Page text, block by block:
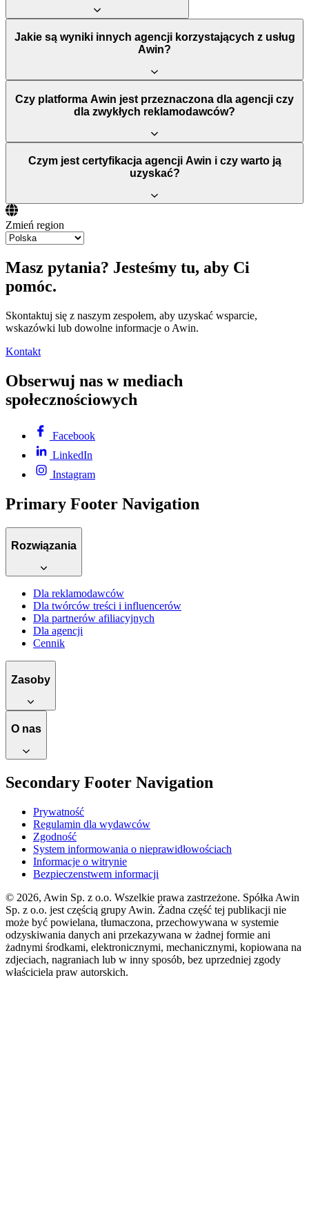
Jakie są wyniki innych agencji korzystających z usług
Awin?
Czy platforma Awin jest przeznaczona dla agencji czy
dla zwykłych reklamodawców?
Czym jest certyfikacja agencji Awin i czy warto ją
uzyskać?
Zmień region
Masz pytania? Jesteśmy tu, aby Ci
pomóc.
Skontaktuj się z naszym zespołem, aby uzyskać wsparcie,
wskazówki lub dowolne informacje o Awin.
Kontakt
Obserwuj nas w mediach
społecznościowych
Facebook
LinkedIn
Instagram
Primary Footer Navigation
Rozwiązania
Dla reklamodawców
Dla twórców treści i influencerów
Dla partnerów afiliacyjnych
Dla agencji
Cennik
Zasoby
O nas
Secondary Footer Navigation
Prywatność
Regulamin dla wydawców
Zgodność
System informowania o nieprawidłowościach
Informacje o witrynie
Bezpieczenstwem informacji
© 2026, Awin Sp. z o.o. Wszelkie prawa zastrzeżone. Spółka Awin
Sp. z o.o. jest częścią grupy Awin. Żadna część tej publikacji nie
może być powielana, tłumaczona, przechowywana w systemie
odzyskiwania danych ani przekazywana w żadnej formie ani
żadnymi środkami, elektronicznymi, mechanicznymi, kopiowana na
zdjeciach, nagraniach lub w inny sposób, bez uprzedniej zgody
właściciela praw autorskich.